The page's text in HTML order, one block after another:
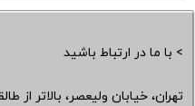
> با ما در ارتباط باشید
تهران، خیابان ولیعصر، بالاتر از